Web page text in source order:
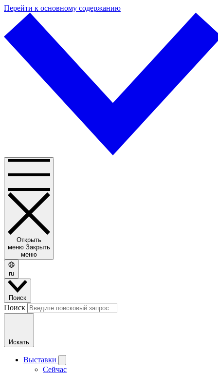
Перейти к основному содержанию
Открыть
меню Закрыть
меню
ru
Поиск
Поиск
Искать
Выставки
Сейчас